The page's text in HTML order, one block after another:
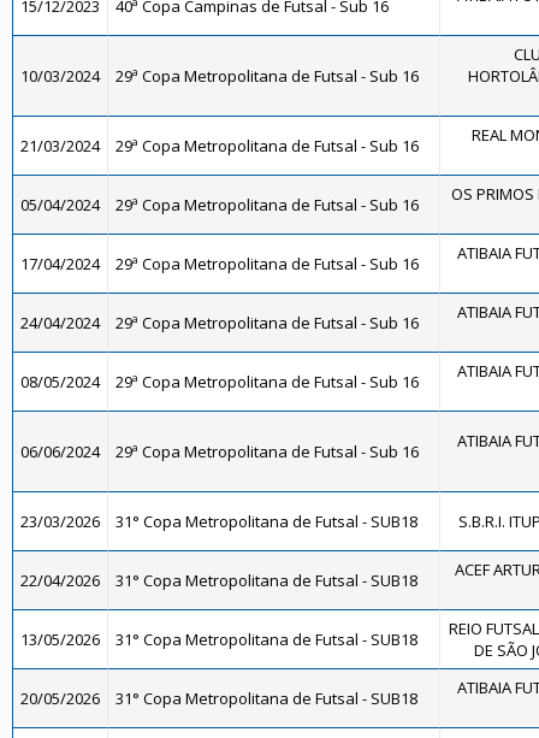
15/12/2023 40ª Copa Campinas de Futsal - Sub 16
10/03/2024 29ª Copa Metropolitana de Futsal - Sub 16
21/03/2024 29ª Copa Metropolitana de Futsal - Sub 16 REAL
05/04/2024 29ª Copa Metropolitana de Futsal - Sub 16 OS PRIMOS
17/04/2024 29ª Copa Metropolitana de Futsal - Sub 16 ATIBAIA
24/04/2024 29ª Copa Metropolitana de Futsal - Sub 16 ATIBAIA
08/05/2024 29ª Copa Metropolitana de Futsal - Sub 16 ATIBAIA
06/06/2024 29ª Copa Metropolitana de Futsal - Sub 16 ATIBAIA
23/03/2026 31° Copa Metropolitana de Futsal - SUB18 S.B.R.I.
22/04/2026 31° Copa Metropolitana de Futsal - SUB18 ACEF
13/05/2026 31° Copa Metropolitana de Futsal - SUB18
REIO
DE SÃO
20/05/2026 31° Copa Metropolitana de Futsal - SUB18 ATIBAIA